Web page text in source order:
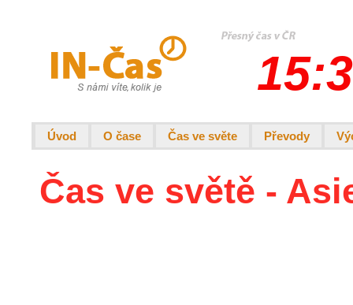
Úvod O čase Čas ve světe Převody
Čas ve světě -